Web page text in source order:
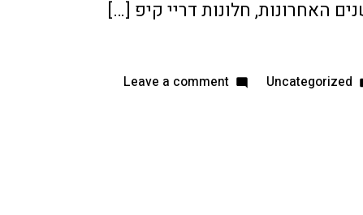
האחרונות, חלונות דריי קיפ […]
Uncategorized
Leave a comment